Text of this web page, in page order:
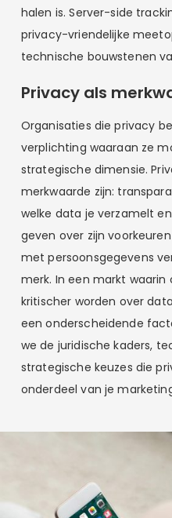
halen is. Server-side
privacy-vriendelijke
technische bouwstenen
Privacy als
Organisaties die privacy
verplichting waaraan ze
strategische dimensie.
merkwaarde zijn:
welke data je verzamelt
geven over zijn
met persoonsgegevens
merk. In een markt
kritischer worden over
een onderscheidende
we de juridische kaders,
strategische keuzes die
onderdeel van je